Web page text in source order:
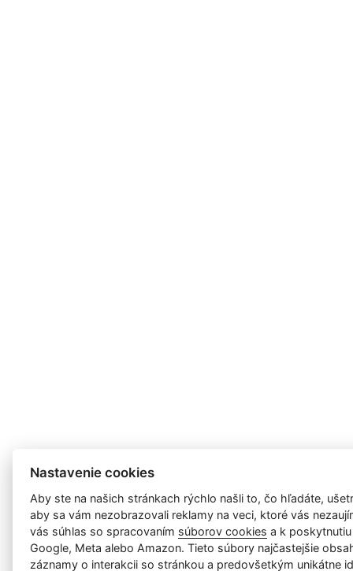
Nastavenie cookies
Aby ste na našich stránkach rýchlo našli to, čo hľadáte,
aby sa vám nezobrazovali reklamy na veci, ktoré vás
vás súhlas so spracovaním súborov cookies a k
Google, Meta alebo Amazon. Tieto súbory najčastejšie
záznamy o interakcii so stránkou a predovšetkým unikátne